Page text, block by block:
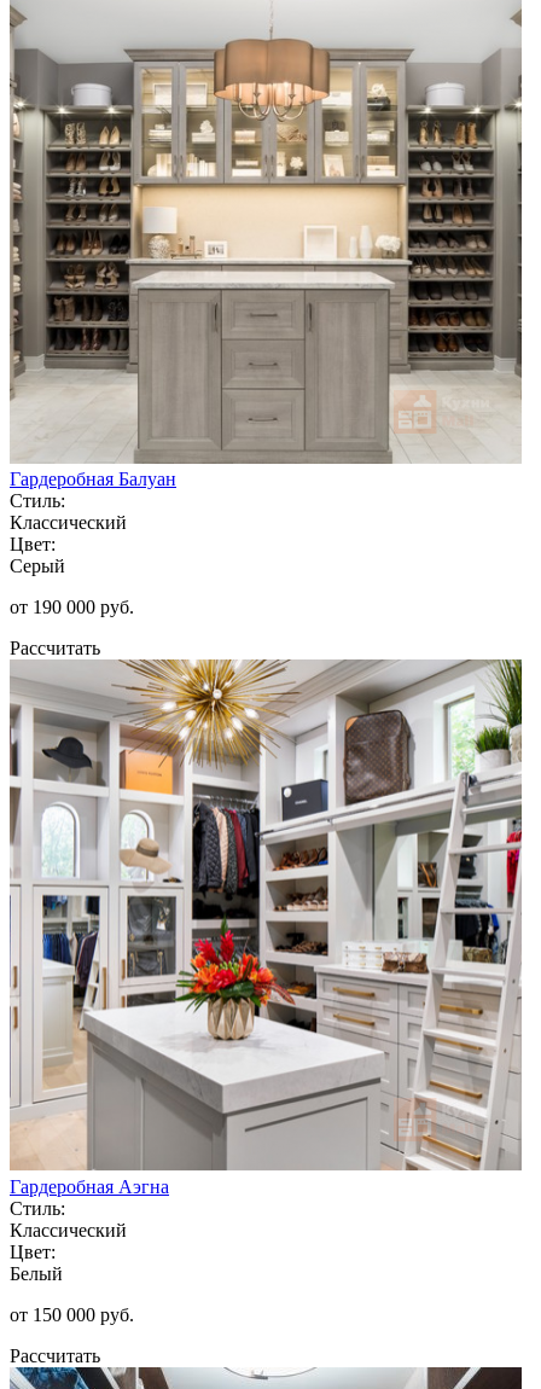
Гардеробная Балуан
Стиль:
Классический
Цвет:
Серый
от 190 000 руб.
Рассчитать
Гардеробная Аэгна
Стиль:
Классический
Цвет:
Белый
от 150 000 руб.
Рассчитать